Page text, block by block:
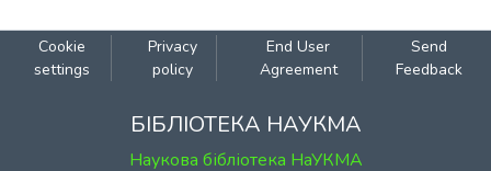
Cookie
settings
Privacy
policy
End User
Agreement
Send
Feedback
БІБЛІОТЕКА НАУКМА
Наукова бібліотека НаУКМА